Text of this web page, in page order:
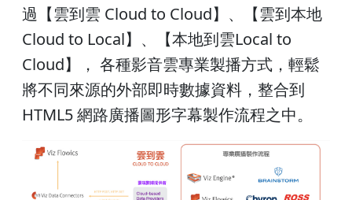
過【雲到雲 Cloud to Cloud】、【雲到本地
Cloud to Local】、【本地到雲Local to
Cloud】， 各種影音雲專業製播方式，輕鬆
將不同來源的外部即時數據資料，整合到
HTML5 網路廣播圖形字幕製作流程之中。